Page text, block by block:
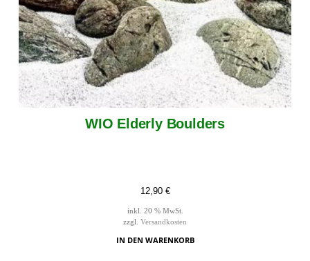
WIO Elderly Boulders
12,90 €
inkl. 20 % MwSt.
zzgl. Versandkosten
IN DEN WARENKORB